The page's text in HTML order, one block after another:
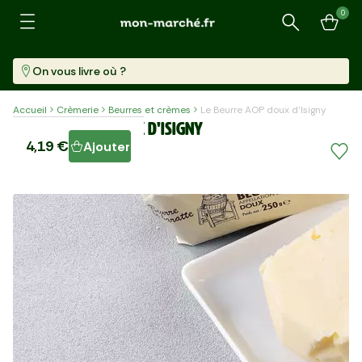
Recherche
0
On vous livre où ?
Accueil Crèmerie Beurres et crèmes Le Beurre AOP doux d'Isigny
Le Beurre AOP doux d'Isigny
4,19 € Ajouter